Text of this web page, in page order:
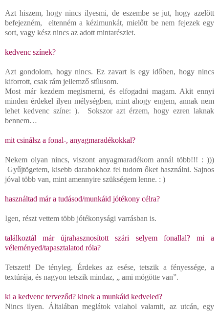
Azt hiszem, hogy nincs ilyesmi, de eszembe se jut, hogy azelőtt
befejezném, eltenném a kézimunkát, mielőtt be nem fejezek egy
sort, vagy kész nincs az adott mintarészlet.
kedvenc színek?
Azt gondolom, hogy nincs. Ez zavart is egy időben, hogy nincs
kiforrott, csak rám jellemző stílusom.
Most már kezdem megismerni, és elfogadni magam. Akit ennyi
minden érdekel ilyen mélységben, mint ahogy engem, annak nem
lehet kedvenc színe: ). Sokszor azt érzem, hogy ezren laknak
bennem…
mit csinálsz a fonal-, anyagmaradékokkal?
Nekem olyan nincs, viszont anyagmaradékom annál több!!! : )))
Gyűjtögetem, kisebb darabokhoz fel tudom őket használni. Sajnos
jóval több van, mint amennyire szükségem lenne. : )
használtad már a tudásod/munkáid jótékony célra?
Igen, részt vettem több jótékonysági varrásban is.
találkoztál már újrahasznosított szári selyem fonallal? mi a
véleményed/tapasztalatod róla?
Tetszett! De tényleg. Érdekes az esése, tetszik a fényessége, a
textúrája, és nagyon tetszik mindaz, „ ami mögötte van”.
ki a kedvenc terveződ? kinek a munkáid kedveled?
Nincs ilyen. Általában meglátok valahol valamit, az utcán, egy